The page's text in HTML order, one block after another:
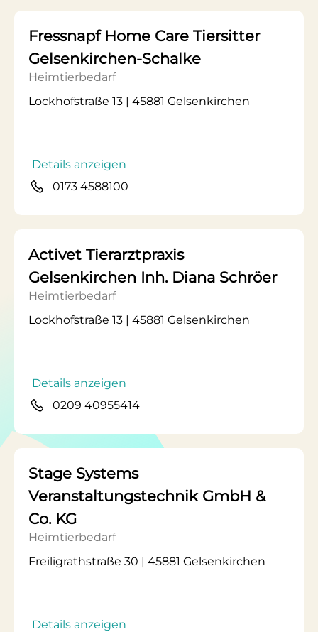
Fressnapf Home Care Tiersitter
Gelsenkirchen-Schalke
Heimtierbedarf
Lockhofstraße 13 | 45881 Gelsenkirchen
Details anzeigen
0173 4588100
Activet Tierarztpraxis
Gelsenkirchen Inh. Diana Schröer
Heimtierbedarf
Lockhofstraße 13 | 45881 Gelsenkirchen
Details anzeigen
0209 40955414
Stage Systems
Veranstaltungstechnik GmbH &
Co. KG
Heimtierbedarf
Freiligrathstraße 30 | 45881 Gelsenkirchen
Details anzeigen